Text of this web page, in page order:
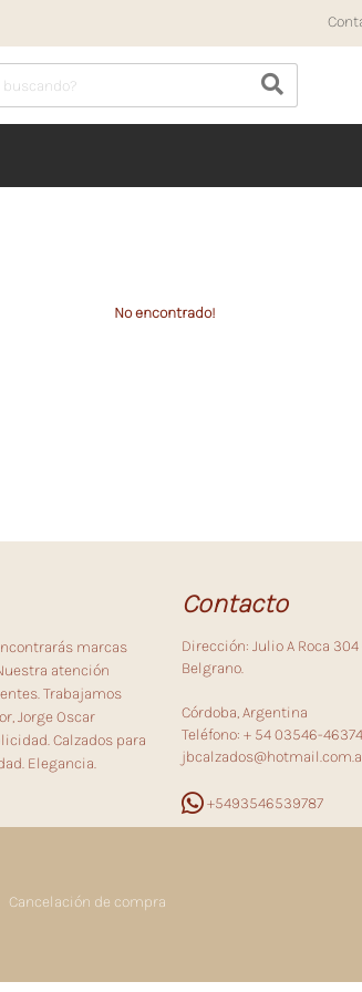
No encontrado!
marcas
atención
Trabajamos
Jorge Oscar
Calzados para
Elegancia.
Contacto
Dirección: Julio A Roca
Belgrano.
Córdoba, Argentina
Teléfono: + 54 03546-
+5493546539787
Cancelación de compra